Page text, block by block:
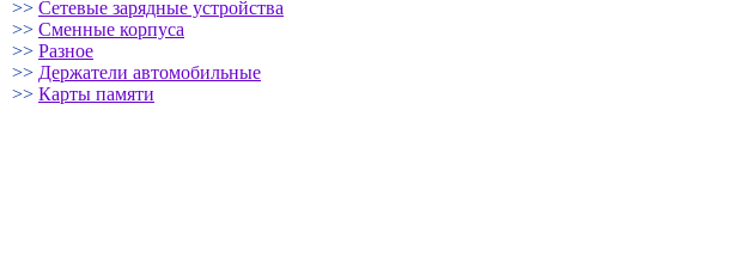
>> Сетевые зарядные устройства
>> Сменные корпуса
>> Разное
>> Держатели автомобильные
>> Карты памяти